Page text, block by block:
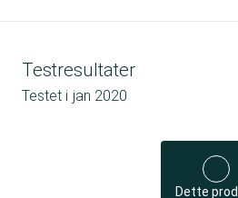
Testresultater
Testet i jan 2020
Dette